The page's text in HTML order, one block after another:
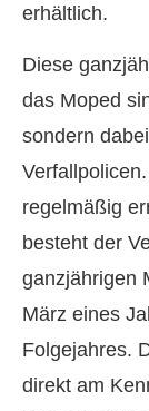
erhältlich.
Diese
das Moped
sondern
regelmäßig
besteht der
ganzjährigen
März eines
Folgejahres.
direkt am